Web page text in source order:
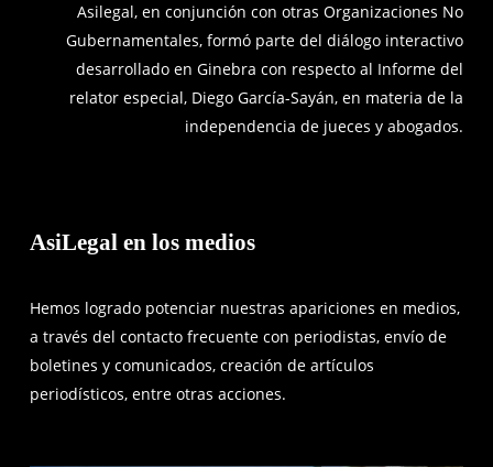
Asilegal, en conjunción con otras Organizaciones No
Gubernamentales, formó parte del diálogo interactivo
desarrollado en Ginebra con respecto al Informe del
relator especial, Diego García-Sayán, en materia de la
independencia de jueces y abogados.
AsiLegal en los medios
Hemos logrado potenciar nuestras apariciones en medios,
a través del contacto frecuente con periodistas, envío de
boletines y comunicados, creación de artículos
periodísticos, entre otras acciones.